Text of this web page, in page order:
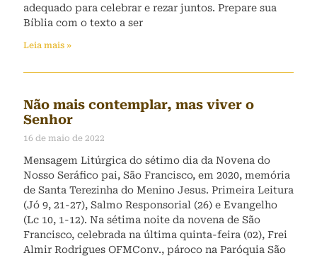
adequado para celebrar e rezar juntos. Prepare sua
Bíblia com o texto a ser
Leia mais »
Não mais contemplar, mas viver o
Senhor
16 de maio de 2022
Mensagem Litúrgica do sétimo dia da Novena do
Nosso Seráfico pai, São Francisco, em 2020, memória
de Santa Terezinha do Menino Jesus. Primeira Leitura
(Jó 9, 21-27), Salmo Responsorial (26) e Evangelho
(Lc 10, 1-12). Na sétima noite da novena de São
Francisco, celebrada na última quinta-feira (02), Frei
Almir Rodrigues OFMConv., pároco na Paróquia São